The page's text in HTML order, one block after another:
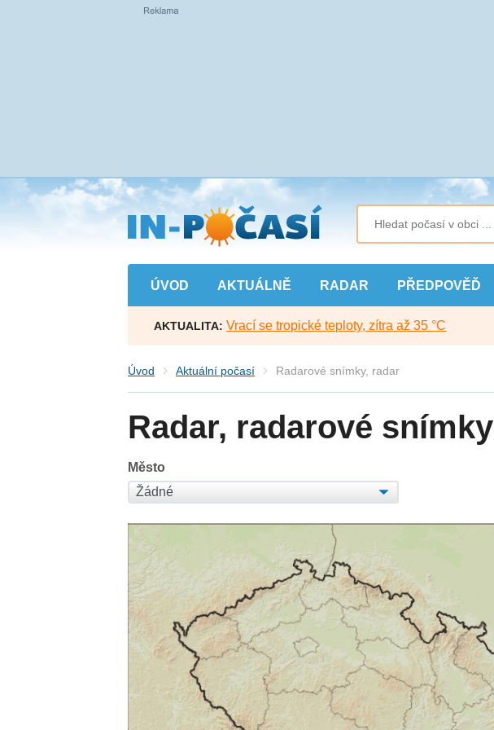
Přejít
na
hlavní
obsah
ÚVOD AKTUÁLNĚ RADAR PŘEDPOVĚĎ
AKTUALITA: Vrací se tropické teploty, zítra až 35 °C
Úvod Aktuální počasí Radarové snímky, radar
Radar, radarové snímky
Město